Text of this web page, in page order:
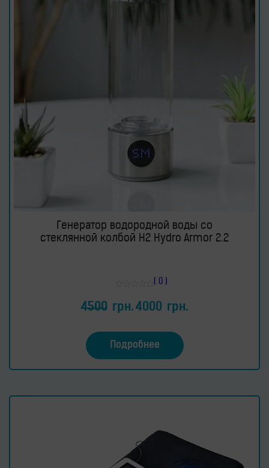
Генератор водородной воды со
стеклянной колбой H2 Hydro Armor 2.2
из
( 0 )
4500 грн. 4000 грн.
Подробнее